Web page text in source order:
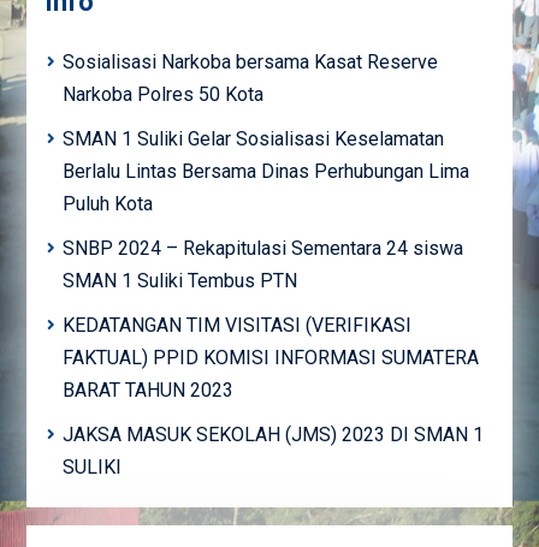
Sosialisasi Narkoba bersama Kasat Reserve
Narkoba Polres 50 Kota
SMAN 1 Suliki Gelar Sosialisasi Keselamatan
Berlalu Lintas Bersama Dinas Perhubungan Lima
Puluh Kota
SNBP 2024 – Rekapitulasi Sementara 24 siswa
SMAN 1 Suliki Tembus PTN
KEDATANGAN TIM VISITASI (VERIFIKASI
FAKTUAL) PPID KOMISI INFORMASI SUMATERA
BARAT TAHUN 2023
JAKSA MASUK SEKOLAH (JMS) 2023 DI SMAN 1
SULIKI